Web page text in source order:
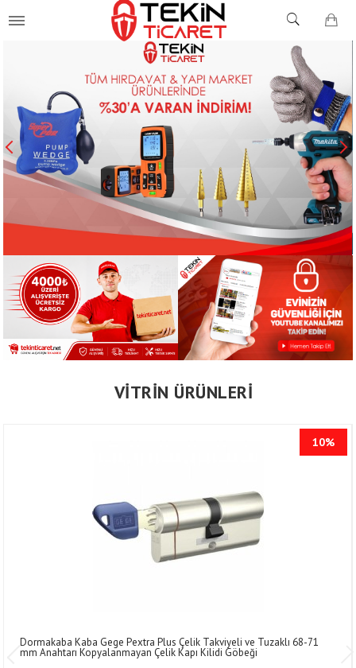
VİTRİN ÜRÜNLERİ
10%
Dormakaba Kaba Gege Pextra Plus Çelik Takviyeli ve Tuzaklı 68-71
mm Anahtarı Kopyalanmayan Çelik Kapı Kilidi Göbeği